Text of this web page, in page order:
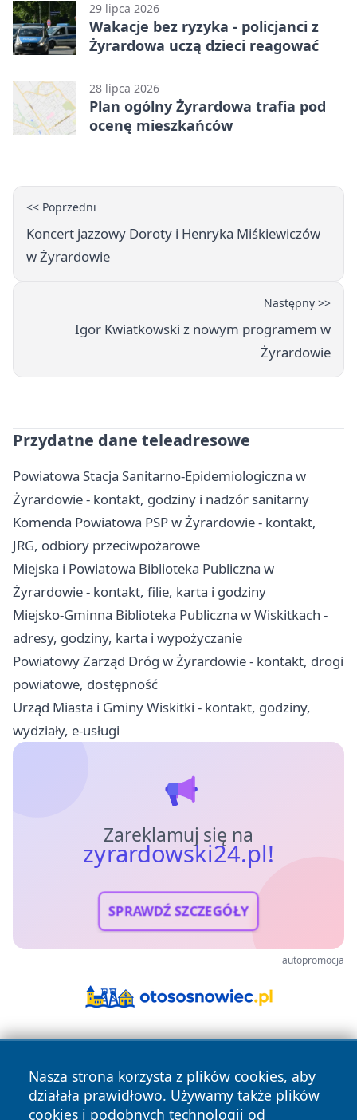
29 lipca 2026
Wakacje bez ryzyka - policjanci z
Żyrardowa uczą dzieci reagować
28 lipca 2026
Plan ogólny Żyrardowa trafia pod
ocenę mieszkańców
<< Poprzedni
Koncert jazzowy Doroty i Henryka Miśkiewiczów
w Żyrardowie
Następny >>
Igor Kwiatkowski z nowym programem w
Żyrardowie
Przydatne dane teleadresowe
Powiatowa Stacja Sanitarno-Epidemiologiczna w
Żyrardowie - kontakt, godziny i nadzór sanitarny
Komenda Powiatowa PSP w Żyrardowie - kontakt,
JRG, odbiory przeciwpożarowe
Miejska i Powiatowa Biblioteka Publiczna w
Żyrardowie - kontakt, filie, karta i godziny
Miejsko-Gminna Biblioteka Publiczna w Wiskitkach -
adresy, godziny, karta i wypożyczanie
Powiatowy Zarząd Dróg w Żyrardowie - kontakt, drogi
powiatowe, dostępność
Urząd Miasta i Gminy Wiskitki - kontakt, godziny,
wydziały, e-usługi
Zareklamuj się na
zyrardowski24.pl!
SPRAWDŹ SZCZEGÓŁY
autopromocja
Nasza strona korzysta z plików cookies, aby
działała prawidłowo. Używamy także plików
cookies i podobnych technologii od